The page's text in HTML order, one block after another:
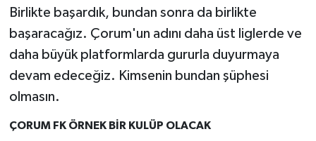
Birlikte başardık, bundan sonra da birlikte
başaracağız. Çorum'un adını daha üst liglerde ve
daha büyük platformlarda gururla duyurmaya
devam edeceğiz. Kimsenin bundan şüphesi
olmasın.
ÇORUM FK ÖRNEK BİR KULÜP OLACAK